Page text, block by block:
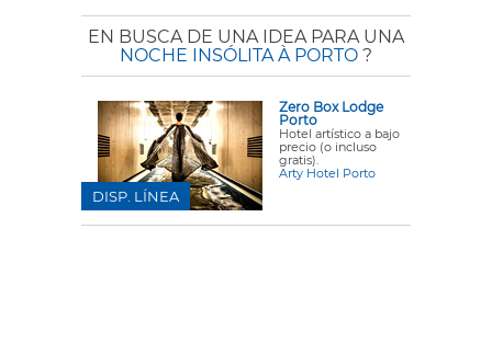
EN BUSCA DE UNA IDEA PARA UNA
NOCHE INSÓLITA À PORTO ?
Zero Box Lodge
Porto
Hotel artístico a bajo
precio (o incluso
gratis).
Arty Hotel Porto
DISP. LÍNEA